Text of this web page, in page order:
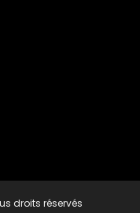
droits réservés